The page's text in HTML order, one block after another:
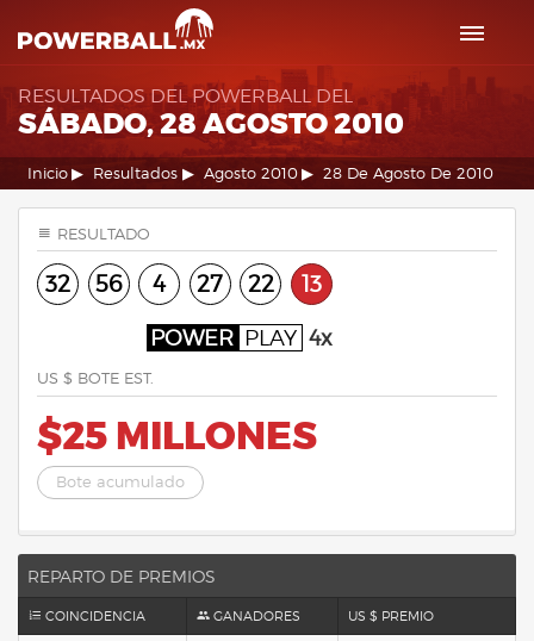
RESULTADOS DEL POWERBALL DEL
SÁBADO, 28 AGOSTO 2010
Inicio Resultados Agosto 2010 28 De Agosto De 2010
RESULTADO
32 56 4 27 22 13
POWER PLAY 4x
US $ BOTE EST.
$25 MILLONES
Bote acumulado
REPARTO DE PREMIOS
COINCIDENCIA GANADORES US $ PREMIO